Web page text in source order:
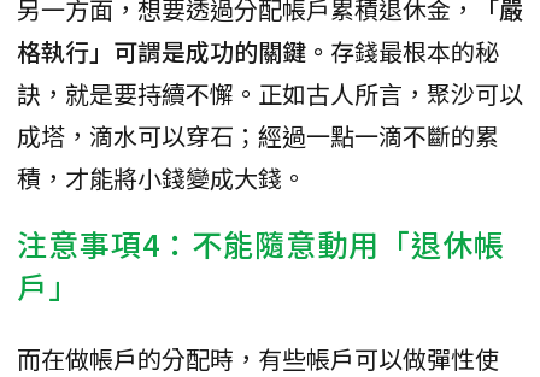
另一方面，想要透過分配帳戶累積退休金，
「嚴
格執行」可謂是成功的關鍵。 存錢最根本的秘
訣，就是要持續不懈。正如古人所言，聚沙可以
成塔，滴水可以穿石；經過一點一滴不斷的累
積，才能將小錢變成大錢。
注意事項4：不能隨意動用「退休帳
戶」
而在做帳戶的分配時，有些帳戶可以做彈性使